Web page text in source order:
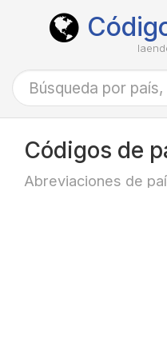
Códigos de